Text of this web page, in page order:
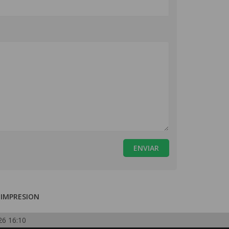
ENVIAR
16:10